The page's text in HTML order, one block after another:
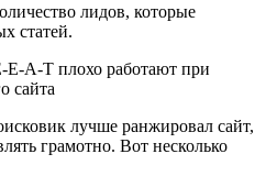
лидов, которые
статей.
лучше ранжировал сайт,
грамотно. Вот несколько